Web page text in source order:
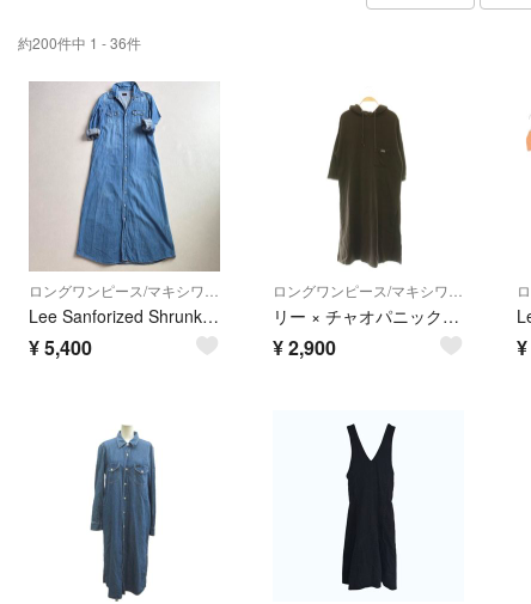
約200件中 1 - 36件
ロングワンピース/マキシワンピース
Lee Sanforized Shrunk デニムロングシャツワンピース M
¥5,400
ロングワンピース/マキシワンピース
リー × チャオパニックティピー スウェットワンピース パーカー 長袖 ロング
¥2,900 ¥